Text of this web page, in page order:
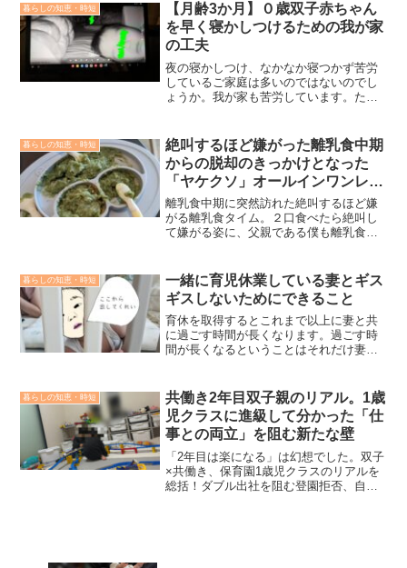
レスも倍増していく感じです。妻案では
ありますが、室内での双子育児にかかる
ストレス対策を紹介します。
暮らしの知恵・時短
【月齢3か月】０歳双子赤ちゃん
を早く寝かしつけるための我が家
の工夫
夜の寝かしつけ、なかなか寝つかず苦労
しているご家庭は多いのではないのでし
ょうか。我が家も苦労しています。ただ
ことができています。21時台に寝付かせ
るために我が家で行っている寝かしつけ
方法をお伝えします。
暮らしの知恵・時短
絶叫するほど嫌がった離乳食中期
からの脱却のきっかけとなった
「ヤケクソ」オールインワンレシ
ピ
離乳食中期に突然訪れた絶叫するほど嫌
がる離乳食タイム。２口食べたら絶叫し
て嫌がる姿に、父親である僕も離乳食を
インワンレシピが思いのほかおこちゃま
にヒットしたようで、それを食べさせ始
めたのをきっかけに絶叫のイヤイヤ期は
終焉を迎えることができました。絶望の
イヤイヤ期を脱却できたと思われる理由
と、分岐点を生み出してくれた一品とに
暮らしの知恵・時短
一緒に育児休業している妻とギス
ギスしないためにできること
育休を取得するとこれまで以上に妻と共
に過ごす時間が長くなります。過ごす時
間が長くなるということはそれだけ妻の
ライフを送るにあたり、注意していたこ
と・注意していることを記したいと思い
ます。
暮らしの知恵・時短
共働き2年目双子親のリアル。1歳
児クラスに進級して分かった「仕
事との両立」を阻む新たな壁
「2年目は楽になる」は幻想でした。双子
×共働き、保育園1歳児クラスのリアルを
総括！ダブル出社を阻む登園拒否、自転